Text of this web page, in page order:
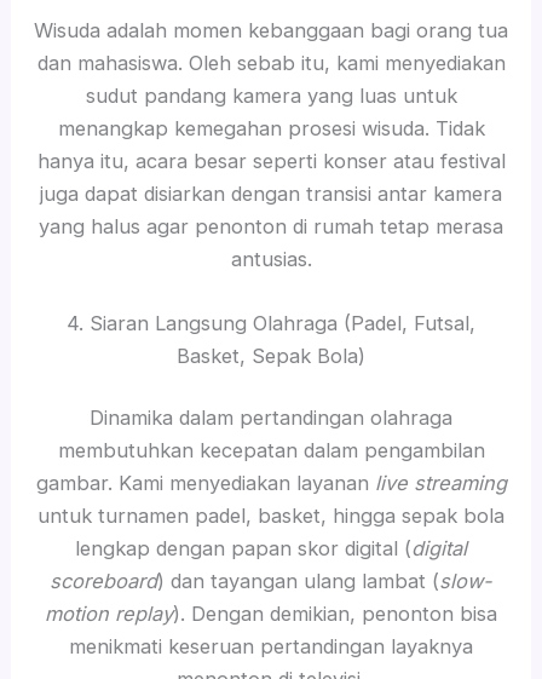
Wisuda adalah momen kebanggaan bagi orang tua
dan mahasiswa. Oleh sebab itu, kami menyediakan
sudut pandang kamera yang luas untuk
menangkap kemegahan prosesi wisuda. Tidak
hanya itu, acara besar seperti konser atau festival
juga dapat disiarkan dengan transisi antar kamera
yang halus agar penonton di rumah tetap merasa
antusias.
4. Siaran Langsung Olahraga (Padel, Futsal,
Basket, Sepak Bola)
Dinamika dalam pertandingan olahraga
membutuhkan kecepatan dalam pengambilan
gambar. Kami menyediakan layanan live streaming
untuk turnamen padel, basket, hingga sepak bola
lengkap dengan papan skor digital (digital
scoreboard) dan tayangan ulang lambat (slow-
motion replay). Dengan demikian, penonton bisa
menikmati keseruan pertandingan layaknya